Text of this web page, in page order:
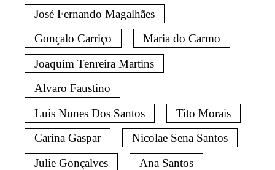
José Fernando Magalhães
Gonçalo Carriço
Maria do Carmo
Joaquim Tenreira Martins
Alvaro Faustino
Luis Nunes Dos Santos
Tito Morais
Carina Gaspar
Nicolae Sena Santos
Julie Gonçalves
Ana Santos